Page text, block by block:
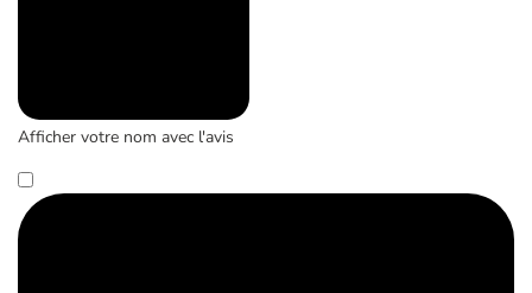
Afficher votre nom avec l'avis